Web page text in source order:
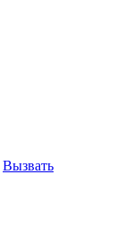
Вызвать